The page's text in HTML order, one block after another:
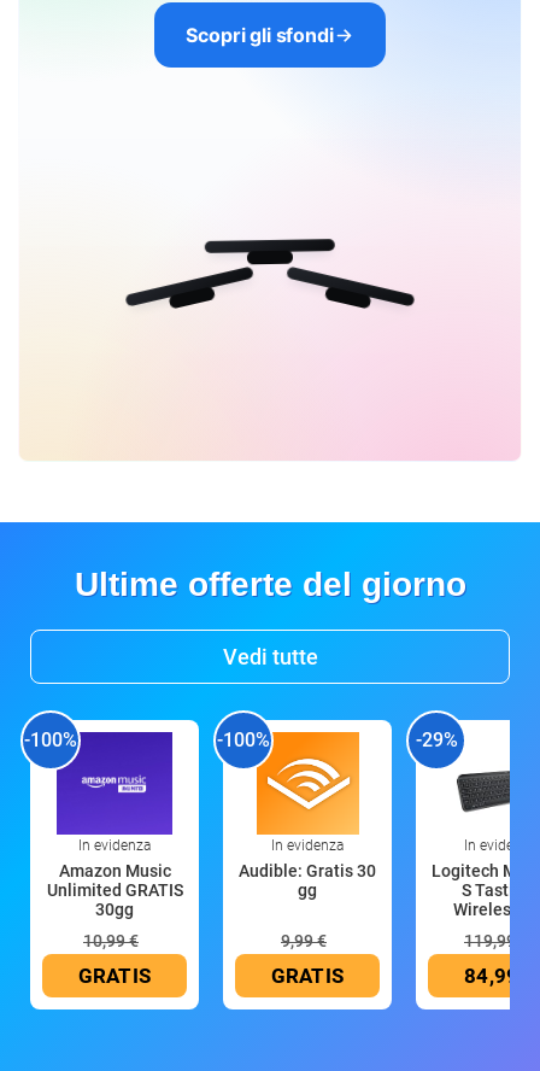
Scopri gli sfondi
Ultime offerte del giorno
Vedi tutte
-100%
In evidenza
Amazon Music
Unlimited GRATIS
30gg
10,99 €
GRATIS
-100%
In evidenza
Audible: Gratis 30
gg
9,99 €
GRATIS
-29%
In evidenza
Logitech MX
S Tastiera
Wireless
119,99 €
84,99 €